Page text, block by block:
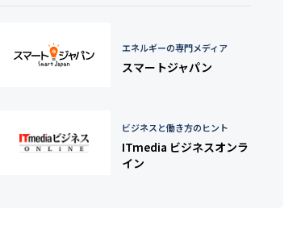
エネルギーの専門メディア
スマートジャパン
ビジネスと働き方のヒント
ITmedia ビジネスオンラ
イン